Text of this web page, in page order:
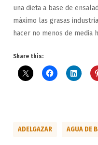
una dieta a base de
máximo las grasas
hacer no menos de media
Share this:
ADELGAZAR AGUA DE